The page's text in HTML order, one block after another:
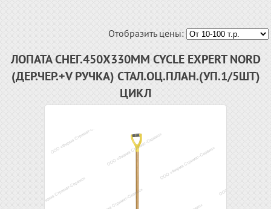
Отобразить цены:
ЛОПАТА СНЕГ.450Х330ММ CYCLE EXPERT NORD
(ДЕР.ЧЕР.+V РУЧКА) СТАЛ.ОЦ.ПЛАН.(УП.1/5ШТ)
ЦИКЛ